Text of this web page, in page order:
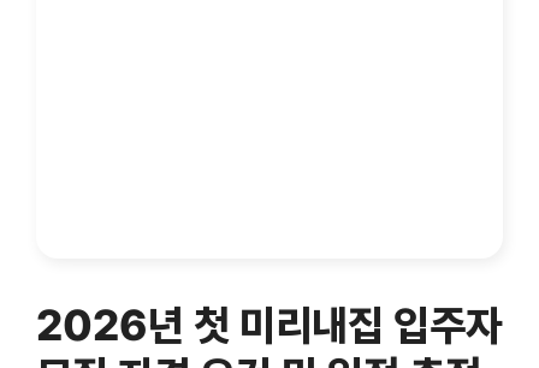
2026년 첫 미리내집 입주자